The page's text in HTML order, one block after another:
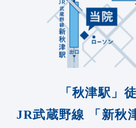
「秋津駅」
JR武蔵野線
「新秋